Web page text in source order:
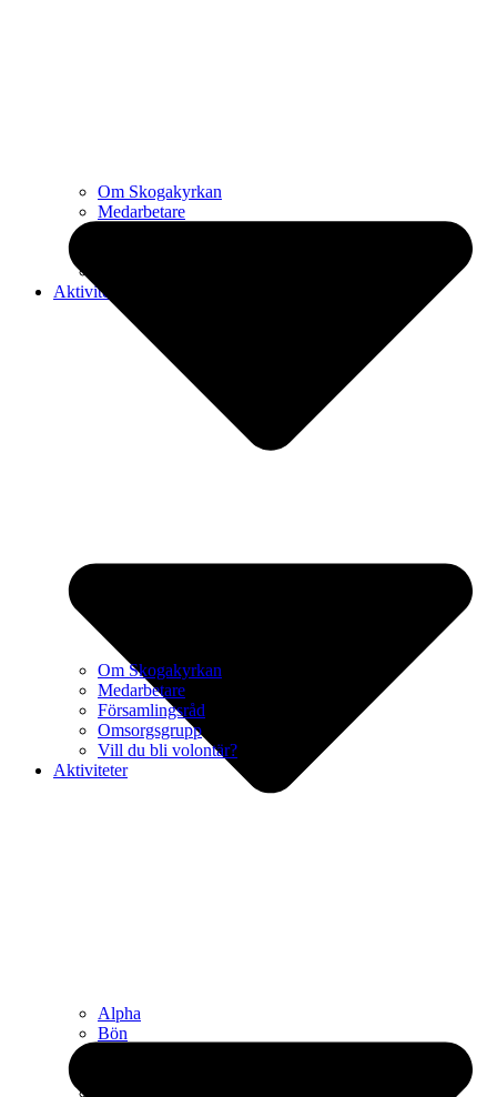
Om Skogakyrkan
Medarbetare
Aktiviteter
Alpha
Bön
Om Skogakyrkan
Medarbetare
Församlingsråd
Omsorgsgrupp
Vill du bli volontär?
Aktiviteter